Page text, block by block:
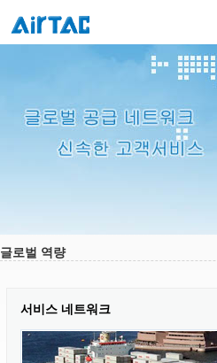
글로벌 역량
서비스 네트워크